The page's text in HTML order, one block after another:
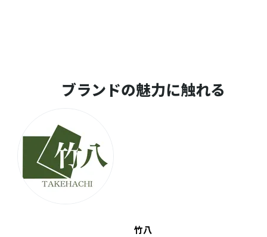
ブランドの魅力に触れる
竹八